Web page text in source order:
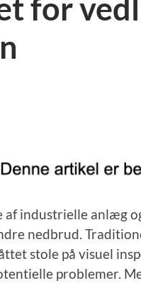
for
af industrielle anlæg
nedbrud.
stole på visuel
problemer.